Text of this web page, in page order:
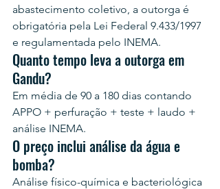
abastecimento coletivo, a outorga é
obrigatória pela Lei Federal 9.433/1997
e regulamentada pelo INEMA.
Quanto tempo leva a outorga em
Gandu?
Em média de 90 a 180 dias contando
APPO + perfuração + teste + laudo +
análise INEMA.
O preço inclui análise da água e
bomba?
Análise físico-química e bacteriológica